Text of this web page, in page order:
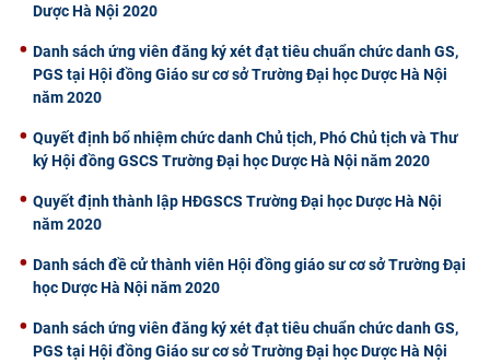
Dược Hà Nội 2020
Danh sách ứng viên đăng ký xét đạt tiêu chuẩn chức danh GS,
PGS tại Hội đồng Giáo sư cơ sở Trường Đại học Dược Hà Nội
năm 2020
Quyết định bổ nhiệm chức danh Chủ tịch, Phó Chủ tịch và Thư
ký Hội đồng GSCS Trường Đại học Dược Hà Nội năm 2020
Quyết định thành lập HĐGSCS Trường Đại học Dược Hà Nội
năm 2020
Danh sách đề cử thành viên Hội đồng giáo sư cơ sở Trường Đại
học Dược Hà Nội năm 2020
Danh sách ứng viên đăng ký xét đạt tiêu chuẩn chức danh GS,
PGS tại Hội đồng Giáo sư cơ sở Trường Đại học Dược Hà Nội